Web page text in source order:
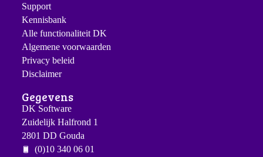
Support
Kennisbank
Alle functionaliteit DK
Algemene voorwaarden
Privacy beleid
Disclaimer
Gegevens
DK Software
Zuidelijk Halfrond 1
2801 DD Gouda
(0)10 340 06 01